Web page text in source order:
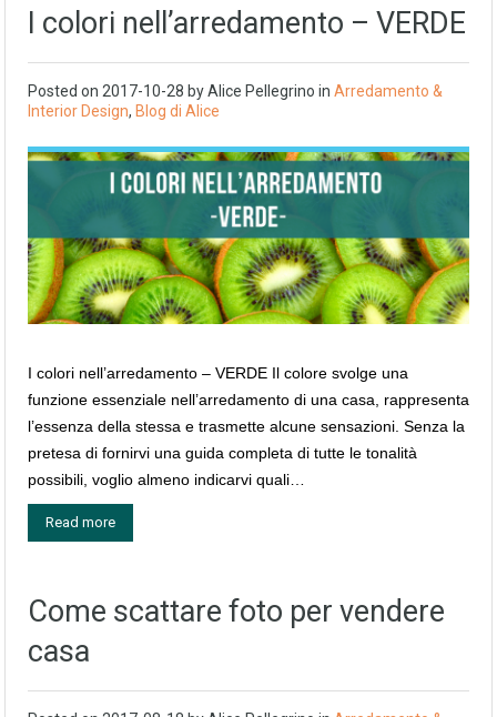
I colori nell’arredamento – VERDE
Posted on 2017-10-28 byAlice Pellegrino in Arredamento &
Interior Design, Blog di Alice
I colori nell’arredamento – VERDE Il colore svolge una
funzione essenziale nell’arredamento di una casa, rappresenta
l’essenza della stessa e trasmette alcune sensazioni. Senza la
pretesa di fornirvi una guida completa di tutte le tonalità
possibili, voglio almeno indicarvi quali…
Read more
Come scattare foto per vendere
casa